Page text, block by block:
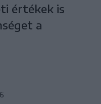
értékek is
a